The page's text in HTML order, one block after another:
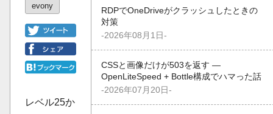
evony
レベル25か
RDPでOneDriveがクラッシュしたときの
対策
-2026年08月1日-
CSSと画像だけが503を返す —
OpenLiteSpeed + Bottle構成でハマった話
-2026年07月20日-